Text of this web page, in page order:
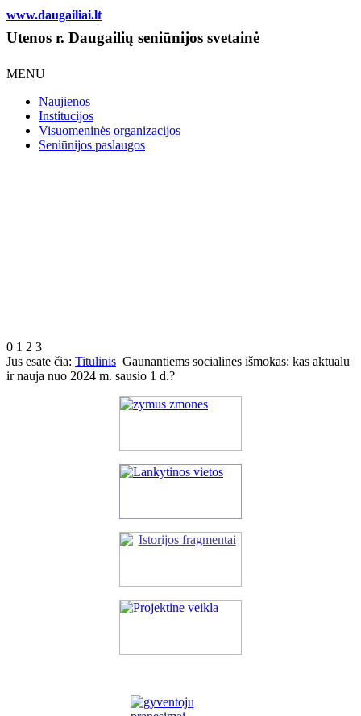
www.daugailiai.lt
Utenos r. Daugailių seniūnijos svetainė
MENU
Naujienos
Institucijos
Visuomeninės organizacijos
Seniūnijos paslaugos
0 1 2 3
Jūs esate čia: Titulinis Gaunantiems socialines išmokas: kas aktualu
ir nauja nuo 2024 m. sausio 1 d.?